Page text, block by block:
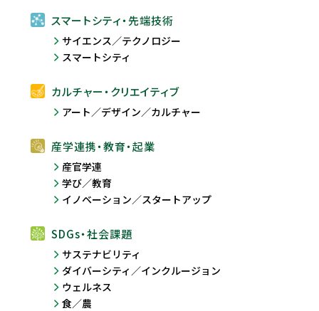
スマートシティ・先端技術
サイエンス／テクノロジー
スマートシティ
カルチャー・クリエイティブ
アート／デザイン／カルチャー
産学連携・教育・起業
産官学連
学び／教育
イノベーション／スタートアップ
SDGs・社会課題
サステナビリティ
ダイバーシティ／インクルージョン
ウェルネス
食／農